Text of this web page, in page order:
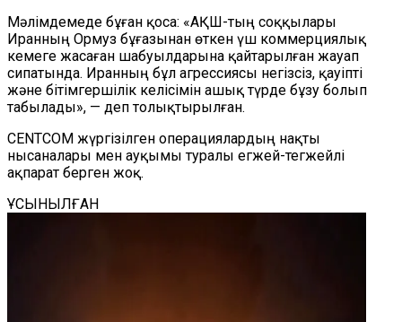
Мәлімдемеде бұған қоса: «АҚШ-тың соққылары
Иранның Ормуз бұғазынан өткен үш коммерциялық
кемеге жасаған шабуылдарына қайтарылған жауап
сипатында. Иранның бұл агрессиясы негізсіз, қауіпті
және бітімгершілік келісімін ашық түрде бұзу болып
табылады», — деп толықтырылған.
CENTCOM жүргізілген операциялардың нақты
нысаналары мен ауқымы туралы егжей-тегжейлі
ақпарат берген жоқ.
ҰСЫНЫЛҒАН